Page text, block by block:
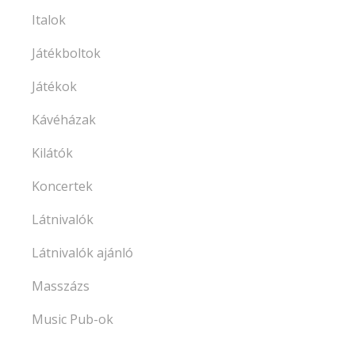
Italok
Játékboltok
Játékok
Kávéházak
Kilátók
Koncertek
Látnivalók
Látnivalók ajánló
Masszázs
Music Pub-ok